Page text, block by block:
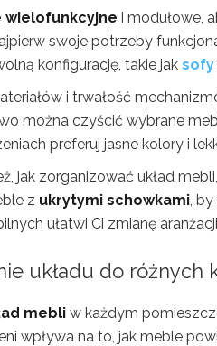
wielofunkcyjne i modułowe,
swoje potrzeby
konfigurację, takie jak sofy
i trwałość
można czyścić wybrane
preferuj jasne kolory i
jak zorganizować układ
z ukrytymi schowkami ,
ułatwi Ci zmianę
układu do różnych
mebli w każdym
wpływa na to, jak meble